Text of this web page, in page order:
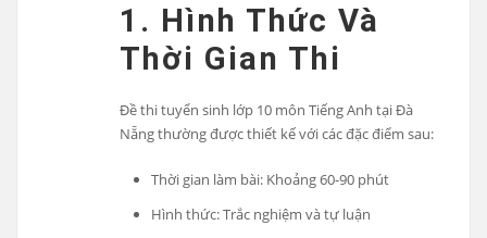
1. Hình Thức Và
Thời Gian Thi
Đề thi tuyển sinh lớp 10 môn Tiếng Anh tại Đà
Nẵng thường được thiết kế với các đặc điểm sau:
Thời gian làm bài: Khoảng 60-90 phút
Hình thức: Trắc nghiệm và tự luận